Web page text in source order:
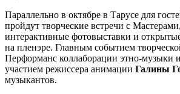
Параллельно в октябре в Тарусе для
пройдут творческие встречи с
интерактивные фотовыставки и
на пленэре. Главным событием
Перформанс коллаборации этно-музыки
участием режиссера анимации Галины
музыкантов.